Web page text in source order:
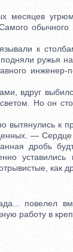
к
ружья на
инженер-
вдруг
Но он
вытянулись к
—
дробь
как
повелел
работу в